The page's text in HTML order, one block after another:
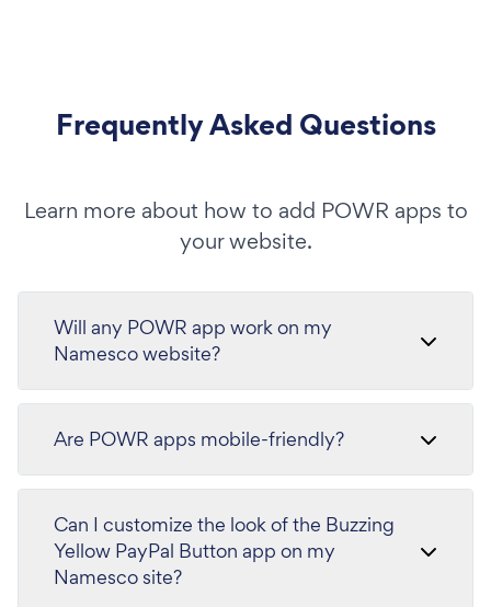
Frequently Asked Questions
Learn more about how to add POWR apps to
your website.
Will any POWR app work on my
Namesco website?
Are POWR apps mobile-friendly?
Can I customize the look of the Buzzing
Yellow PayPal Button app on my
Namesco site?